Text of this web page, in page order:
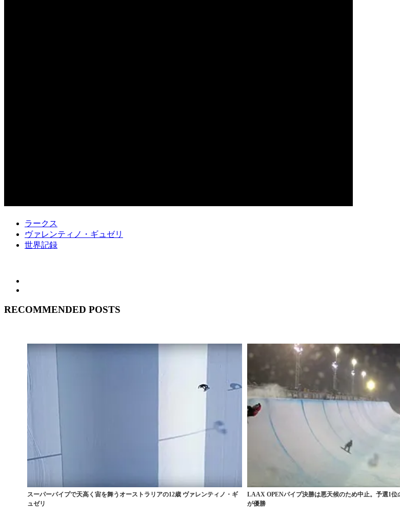
ラークス
ヴァレンティノ・ギュゼリ
世界記録
RECOMMENDED POSTS
スーパーパイプで天高く宙を舞うオーストラリアの12歳 ヴァレンティノ・ギ
ュゼリ
LAAX OPENパイプ決勝は悪天候のため中止。予選1位
が優勝